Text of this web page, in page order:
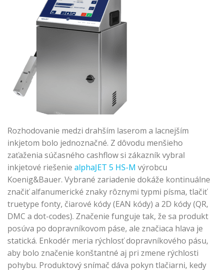
Rozhodovanie medzi drahším laserom a lacnejším
inkjetom bolo jednoznačné. Z dôvodu menšieho
zaťaženia súčasného cashflow si zákazník vybral
inkjetové riešenie alphaJET 5 HS-M výrobcu
Koenig&Bauer. Vybrané zariadenie dokáže kontinuálne
značiť alfanumerické znaky rôznymi typmi písma, tlačiť
truetype fonty, čiarové kódy (EAN kódy) a 2D kódy (QR,
DMC a dot-codes). Značenie funguje tak, že sa produkt
posúva po dopravníkovom páse, ale značiaca hlava je
statická. Enkodér meria rýchlosť dopravníkového pásu,
aby bolo značenie konštantné aj pri zmene rýchlosti
pohybu. Produktový snímač dáva pokyn tlačiarni, kedy